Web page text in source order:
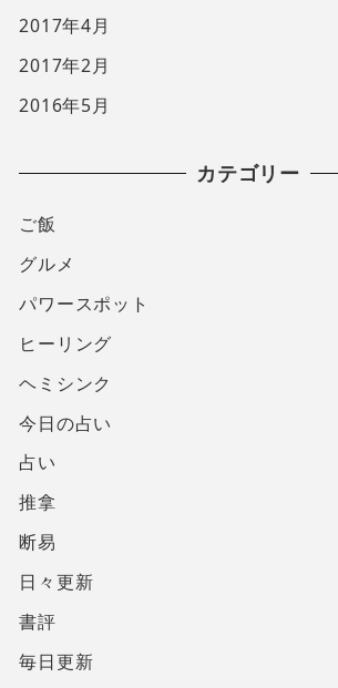
2017年4月
2017年2月
2016年5月
カテゴリー
ご飯
グルメ
パワースポット
ヒーリング
ヘミシンク
今日の占い
占い
推拿
断易
日々更新
書評
毎日更新